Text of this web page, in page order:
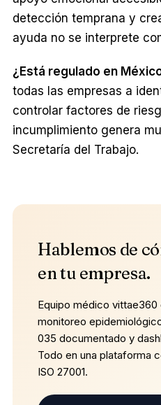
detección temprana y
ayuda no se interprete
¿Está regulado en
todas las empresas a
controlar factores de
incumplimiento genera
Secretaría del Trabajo.
Hablemos de
en tu empresa.
Equipo médico vittae360
monitoreo
035 documentado y
Todo en una plataforma
ISO 27001.